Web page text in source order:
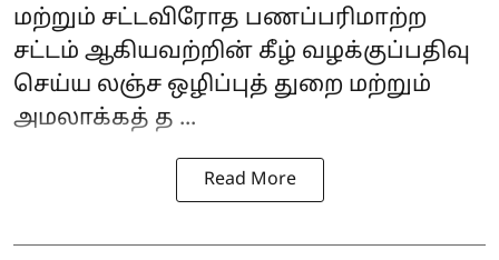
மற்றும் சட்டவிரோத பணப்பரிமாற்ற
சட்டம் ஆகியவற்றின் கீழ் வழக்குப்பதிவு
செய்ய லஞ்ச ஒழிப்புத் துறை மற்றும்
அமலாக்கத் த ...
Read More